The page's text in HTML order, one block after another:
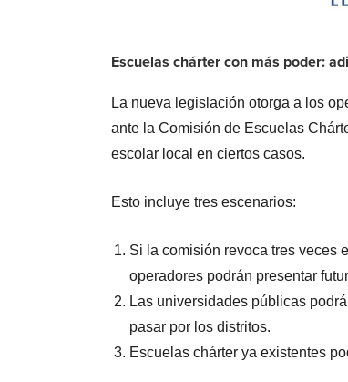
Escuelas chárter con más poder:
La nueva legislación otorga a los
ante la Comisión de Escuelas
escolar local en ciertos casos.
Esto incluye tres escenarios:
Si la comisión revoca tres veces
operadores podrán presentar
Las universidades públicas
pasar por los distritos.
Escuelas chárter ya existentes